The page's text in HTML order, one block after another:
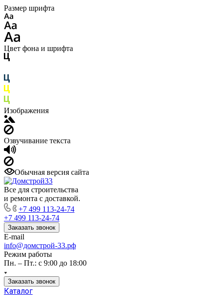
Размер шрифта
Цвет фона и шрифта
Изображения
Озвучивание текста
Обычная версия сайта
Все для строительства
и ремонта с доставкой.
+7 499 113-24-74
+7 499 113-24-74
Заказать звонок
E-mail
info@домстрой-33.рф
Режим работы
Пн. – Пт.: с 9:00 до 18:00
Заказать звонок
Каталог